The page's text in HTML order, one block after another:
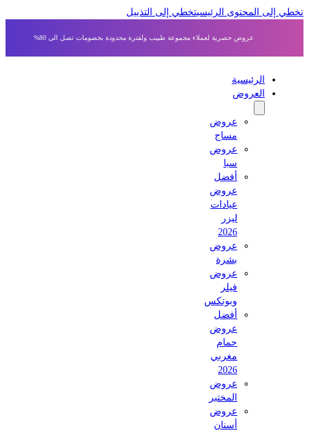
إلى المحتوى الرئيسي تخطي إلى التذييل
عروض حصرية لعملاء مجموعة طبيب ولفترة محدودة بخصومات تصل الى 80%
الرئيسية
العروض
عروض
مساج
عروض
أفضل
عروض
عيادات
عروض
بشرة
عروض
وبوتكس
أفضل
عروض
حمام
مغربي
عروض
المختبر
عروض
أسنان